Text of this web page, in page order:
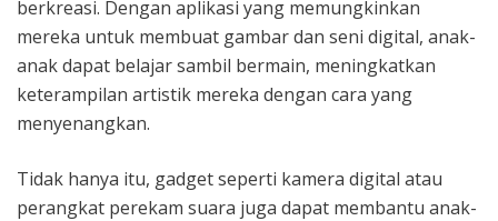
berkreasi. Dengan aplikasi yang memungkinkan
mereka untuk membuat gambar dan seni digital, anak-
anak dapat belajar sambil bermain, meningkatkan
keterampilan artistik mereka dengan cara yang
menyenangkan.
Tidak hanya itu, gadget seperti kamera digital atau
perangkat perekam suara juga dapat membantu anak-